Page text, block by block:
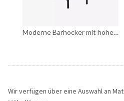
Moderne Barhocker mit hohem Hocker für den Hinterhof
Wir verfügen über eine Auswahl an